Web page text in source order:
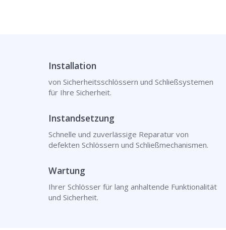
Installation
von Sicherheitsschlössern und Schließsystemen
für Ihre Sicherheit.
Instandsetzung
Schnelle und zuverlässige Reparatur von
defekten Schlössern und Schließmechanismen.
Wartung
Ihrer Schlösser für lang anhaltende Funktionalität
und Sicherheit.